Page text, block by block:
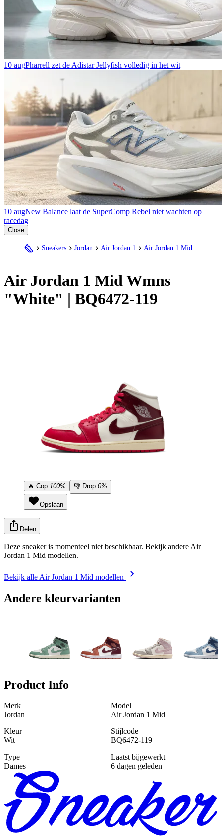
10 augPharrell zet de Adistar Jellyfish volledig in het wit
10 augNew Balance laat de SuperComp Rebel niet wachten op
racedag
Close
Sneakers Jordan Air Jordan 1 Air Jordan 1 Mid
Air Jordan 1 Mid Wmns
"White" | BQ6472-119
🔥 Cop 100% 👎 Drop 0%
Opslaan
Delen
Deze sneaker is momenteel niet beschikbaar. Bekijk andere Air
Jordan 1 Mid modellen.
Bekijk alle Air Jordan 1 Mid modellen
Andere kleurvarianten
Product Info
Merk
Jordan
Model
Air Jordan 1 Mid
Kleur
Wit
Stijlcode
BQ6472-119
Type
Dames
Laatst bijgewerkt
6 dagen geleden